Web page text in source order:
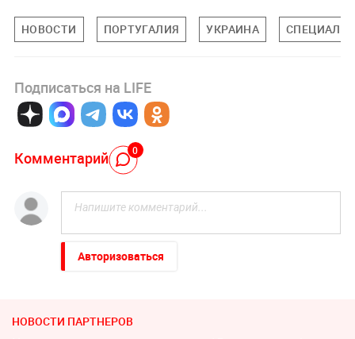
НОВОСТИ ПОРТУГАЛИЯ УКРАИНА
Подписаться на LIFE
Комментарий 0
Авторизоваться
НОВОСТИ ПАРТНЕРОВ